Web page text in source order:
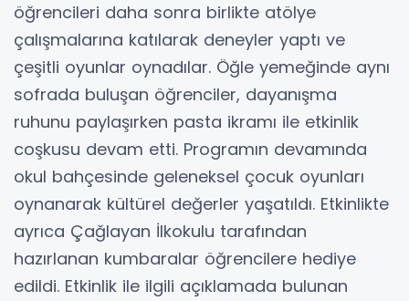
öğrencileri daha sonra birlikte atölye
çalışmalarına katılarak deneyler yaptı ve
çeşitli oyunlar oynadılar. Öğle yemeğinde aynı
sofrada buluşan öğrenciler, dayanışma
ruhunu paylaşırken pasta ikramı ile etkinlik
coşkusu devam etti. Programın devamında
okul bahçesinde geleneksel çocuk oyunları
oynanarak kültürel değerler yaşatıldı. Etkinlikte
ayrıca Çağlayan İlkokulu tarafından
hazırlanan kumbaralar öğrencilere hediye
edildi. Etkinlik ile ilgili açıklamada bulunan